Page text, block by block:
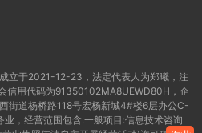
立于2021-12-23，法定代表人为郑曦，注
信用代码为91350102MA8UEWD80H，企
街道杨桥路118号宏杨新城4#楼6层办公C-
，经营范围包含:一般项目:信息技术咨询